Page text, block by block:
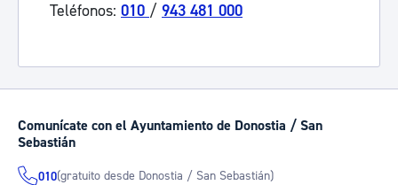
Teléfonos: 010 / 943 481 000
Comunícate con el Ayuntamiento de Donostia / San
Sebastián
010(gratuito desde Donostia / San Sebastián)